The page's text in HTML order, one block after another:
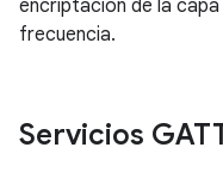
encriptación de la
frecuencia.
Servicios